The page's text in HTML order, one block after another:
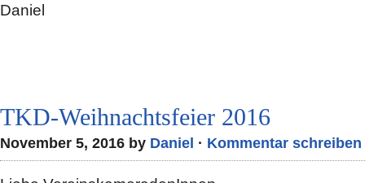
Daniel
TKD-Weihnachtsfeier 2016
November 5, 2016 by Daniel · Kommentar schreiben